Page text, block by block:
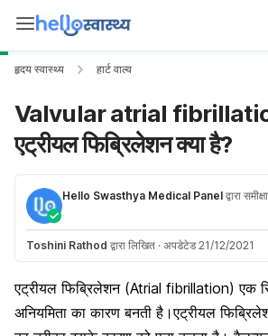
हृदय स्वास्थ्य हार्ट वाल्व
Valvular atrial
एट्रीयल फिब्रिलेशन क्या है?
Hello Swasthya Medical Panel द्वारा
Toshini Rathod द्वारा लिखित · अपडेटेड 21/12/2021
एट्रीयल फिब्रिलेशन (Atrial fibrillation) एक
अनियमिता का कारण बनती है।एट्रीयल